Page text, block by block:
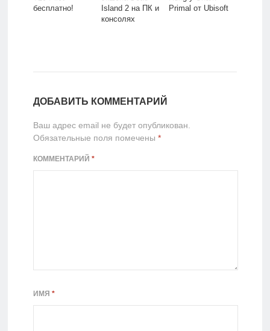
бесплатно!
Island 2 на ПК и
консолях
Primal от Ubisoft
ДОБАВИТЬ КОММЕНТАРИЙ
Ваш адрес email не будет опубликован.
Обязательные поля помечены *
КОММЕНТАРИЙ *
ИМЯ *